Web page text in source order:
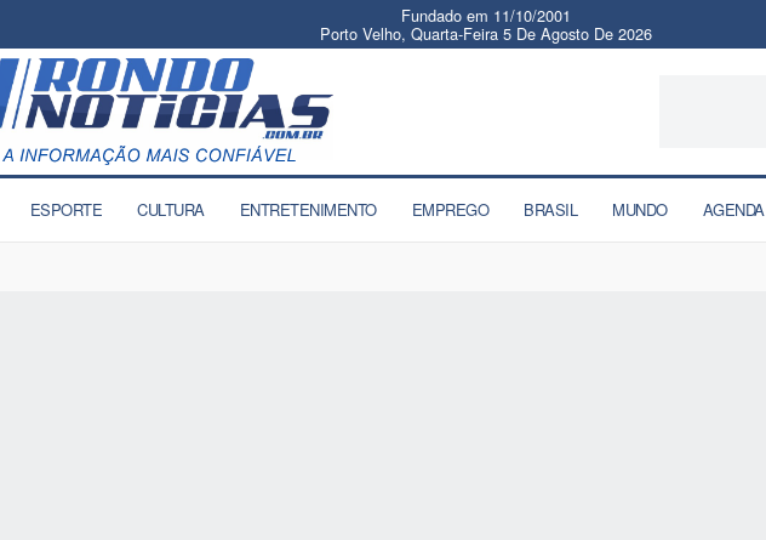
Fundado em 11/10/2001
Porto Velho, Quarta-Feira 5 De Agosto De 2026
ESPORTE CULTURA ENTRETENIMENTO EMPREGO BRASIL MUNDO AGENDA